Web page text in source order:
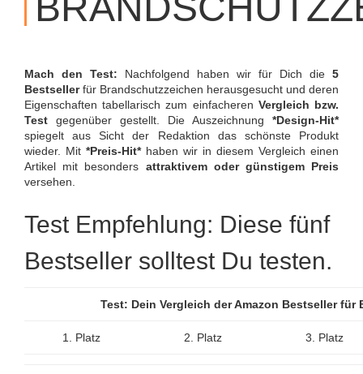
Mach den Test: Nachfolgend haben wir für Dich die 5
Bestsellerfür Brandschutzzeichen herausgesucht und deren
Eigenschaften tabellarisch zum einfacheren Vergleich bzw.
Test gegenüber gestellt. Die Auszeichnung *Design-Hit*
spiegelt aus Sicht der Redaktion das schönste Produkt
wieder. Mit *Preis-Hit*haben wir in diesem Vergleich einen
Artikel mit besonders attraktivem oder günstigem Preis
versehen.
Test Empfehlung: Diese fünf
Bestseller solltest Du testen.
Test: Dein Vergleich der Amazon Bestseller
1. Platz 2. Platz 3. Platz